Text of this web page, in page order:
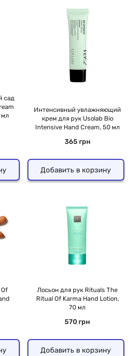
сад
мл
Интенсивный увлажняющий
крем для рук Usolab Bio
Intensive Hand Cream, 50 мл
365 грн
Добавить в корзину
Лосьон для рук Rituals The
Ritual Of Karma Hand Lotion,
70 мл
570 грн
Добавить в корзину